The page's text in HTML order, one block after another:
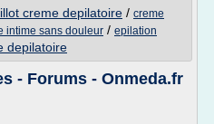
creme depilatoire / creme
intime sans douleur / epilation
depilatoire
- Forums - Onmeda.fr